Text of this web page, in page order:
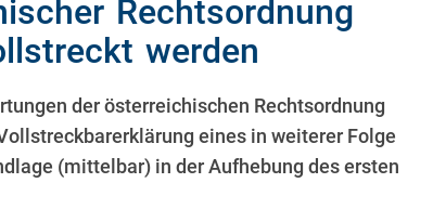
Rechtsordnung
werden
der österreichischen Rechtsordnung
eines in weiterer Folge
(mittelbar) in der Aufhebung des ersten